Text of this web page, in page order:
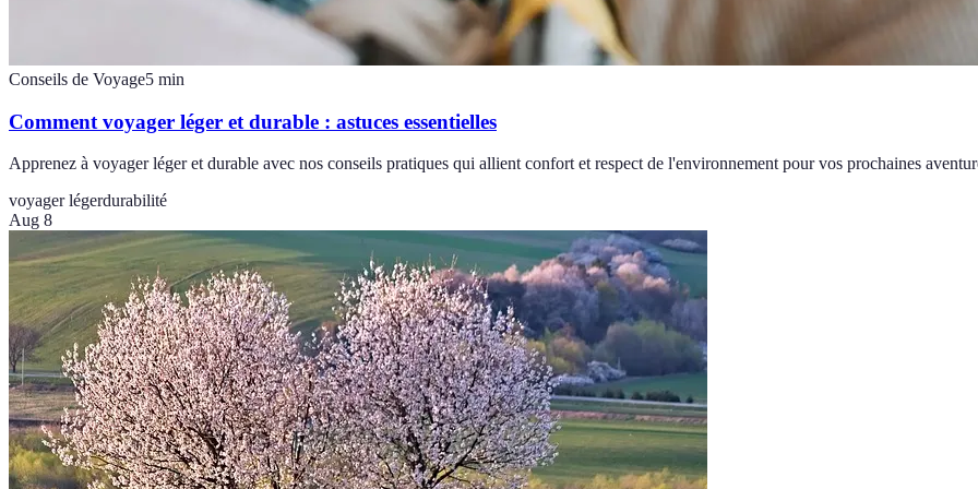
Conseils de Voyage5 min
Comment voyager léger et durable : astuces essentielles
Apprenez à voyager léger et durable avec nos conseils pratiques qui allient confort et respect de l'environnement pour vos prochaines
voyager légerdurabilité
Aug 8